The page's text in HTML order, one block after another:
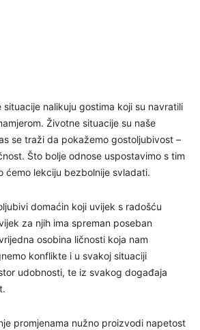
nalikuju gostima koji su navratili
Životne situacije su naše
se traži da pokažemo gostoljubivost –
Što bolje odnose uspostavimo s tim
ćemo lekciju bezbolnije svladati.
domaćin koji uvijek s radošću
za njih ima spreman poseban
osobina ličnosti koja nam
konflikte i u svakoj situaciji
udobnosti, te iz svakog događaja
promjenama nužno proizvodi napetost